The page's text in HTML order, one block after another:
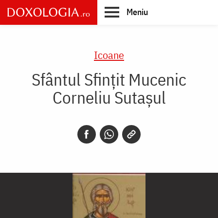
Skip
to
main
Meniu
Icoane
Sfântul Sfințit Mucenic
Corneliu Sutașul